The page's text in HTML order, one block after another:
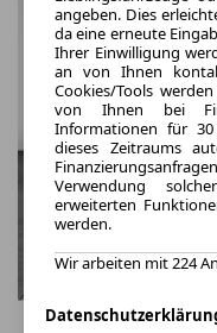
angeben. Dies
da eine erneute
Ihrer Einwilligung
an von Ihnen
Cookies/Tools
von Ihnen bei
Informationen für
dieses Zeitraums
Verwendung
erweiterten
werden.
Wir arbeiten mit 224